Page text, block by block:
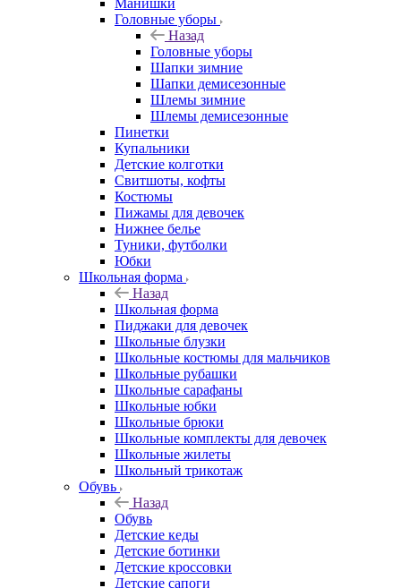
Манишки
Головные уборы
Назад
Головные уборы
Шапки зимние
Шапки демисезонные
Шлемы зимние
Шлемы демисезонные
Пинетки
Купальники
Детские колготки
Свитшоты, кофты
Костюмы
Пижамы для девочек
Нижнее белье
Туники, футболки
Юбки
Школьная форма
Назад
Школьная форма
Пиджаки для девочек
Школьные блузки
Школьные костюмы для мальчиков
Школьные рубашки
Школьные сарафаны
Школьные юбки
Школьные брюки
Школьные комплекты для девочек
Школьные жилеты
Школьный трикотаж
Обувь
Назад
Обувь
Детские кеды
Детские ботинки
Детские кроссовки
Детские сапоги